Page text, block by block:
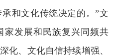
和文化传统决定的。”文
家发展和民族复兴同频共
化、文化自信持续增强、